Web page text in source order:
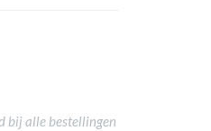
bij alle bestellingen